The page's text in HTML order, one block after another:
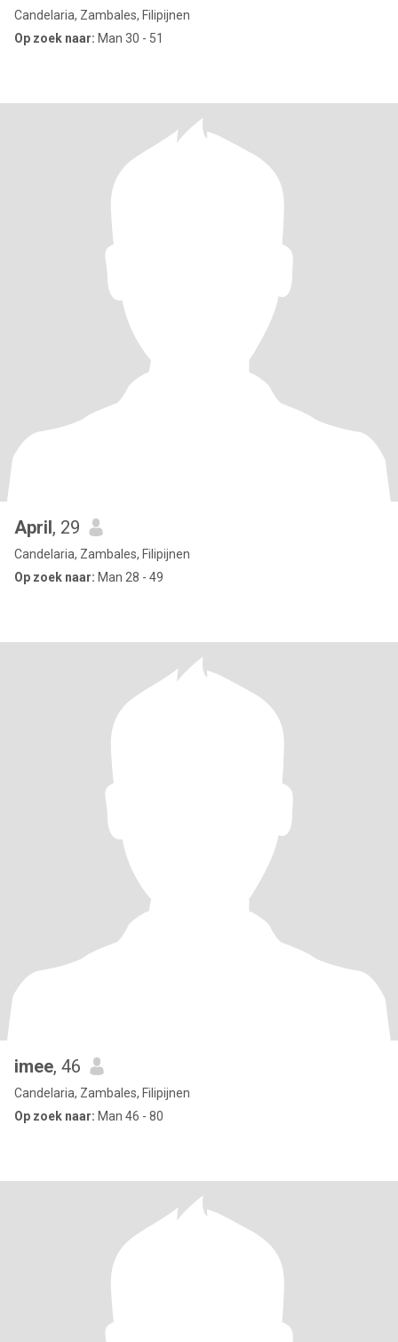
Candelaria, Zambales, Filipijnen
Op zoek naar: Man 30 - 51
April, 29
Candelaria, Zambales, Filipijnen
Op zoek naar: Man 28 - 49
imee, 46
Candelaria, Zambales, Filipijnen
Op zoek naar: Man 46 - 80